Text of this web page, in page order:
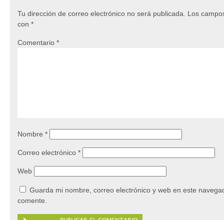
Tu dirección de correo electrónico no será publicada.
Los
con *
Comentario *
Nombre *
Correo electrónico *
Web
Guarda mi nombre, correo electrónico y web en este
comente.